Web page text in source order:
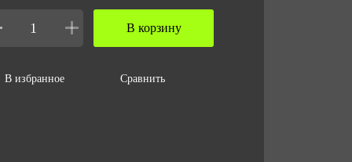
В корзину
В избранное Сравнить